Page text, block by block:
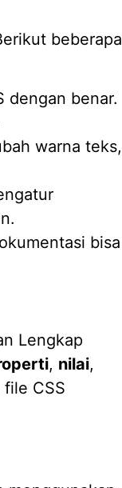
beberapa
dengan benar.
warna teks,
bisa
Lengkap
, nilai,
CSS